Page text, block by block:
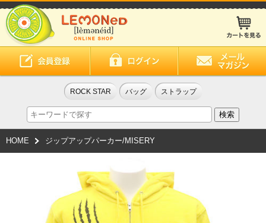
ROCK STAR バッグ ストラップ
HOME ジップアップパーカー/MISERY